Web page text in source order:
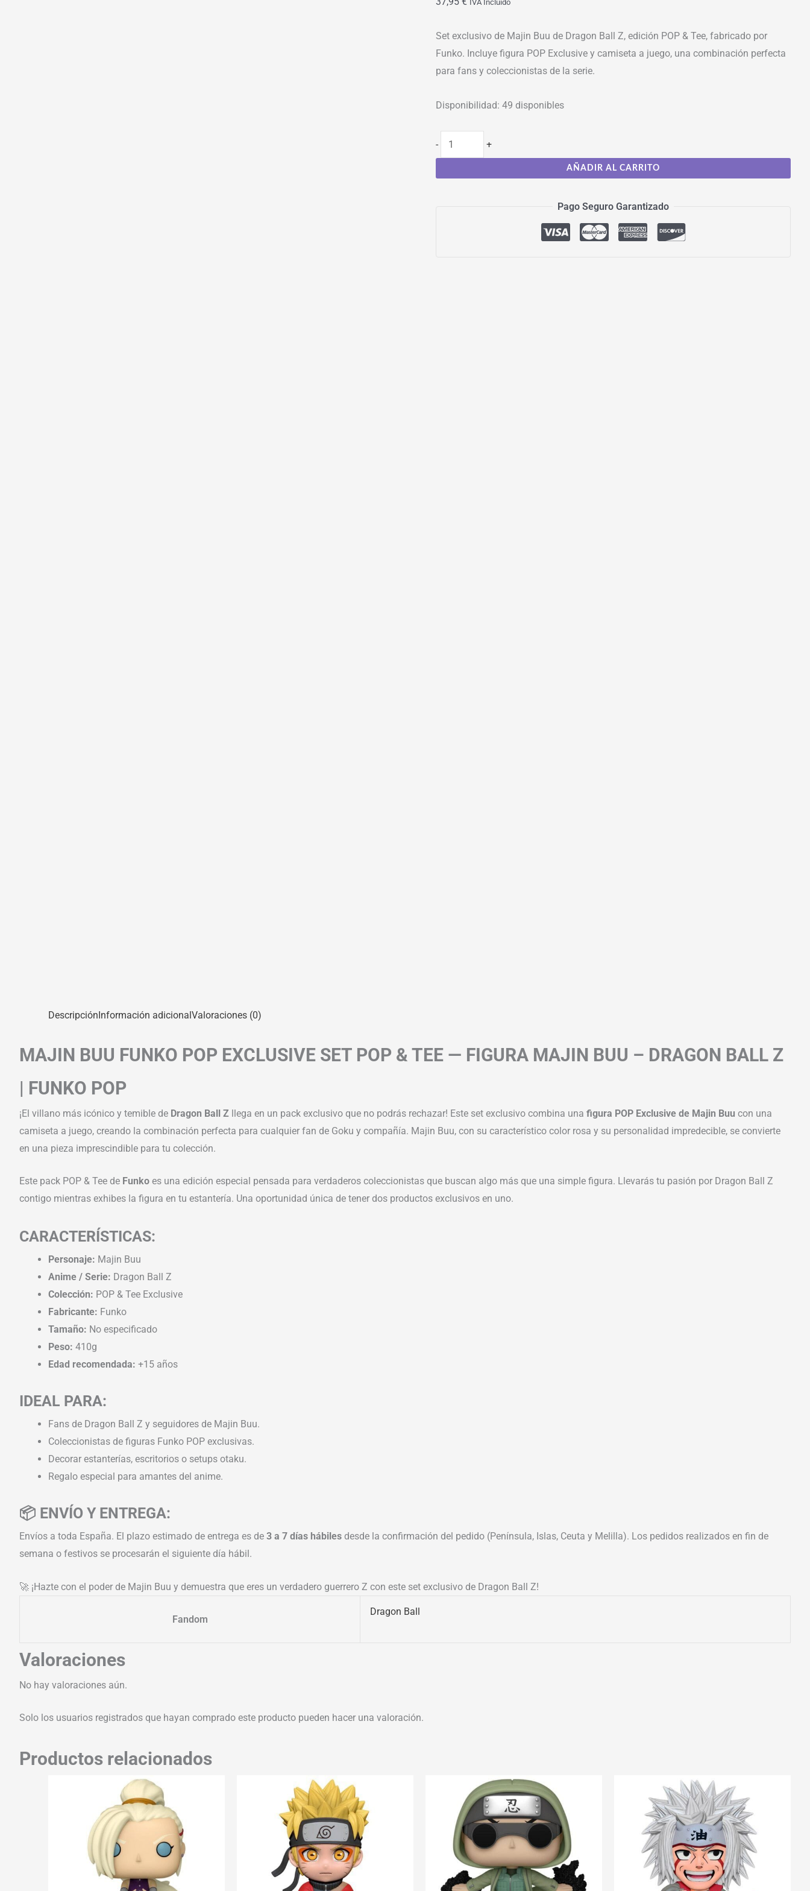
IVA Incluído
Set exclusivo de Majin Buu de Dragon Ball Z, edición POP & Tee, fabricado por
Funko. Incluye figura POP Exclusive y camiseta a juego, una combinación perfecta
para fans y coleccionistas de la serie.
Disponibilidad: 49 disponibles
- +
AÑADIR AL CARRITO
Pago Seguro Garantizado
DescripciónInformación adicionalValoraciones (0)
MAJIN BUU FUNKO POP EXCLUSIVE SET POP & TEE — FIGURA MAJIN BUU – DRAGON BALL Z
| FUNKO POP
¡El villano más icónico y temible de Dragon Ball Z llega en un pack exclusivo que no podrás rechazar! Este set exclusivo combina una figura POP Exclusive de Majin Buu con una
camiseta a juego, creando la combinación perfecta para cualquier fan de Goku y compañía. Majin Buu, con su característico color rosa y su personalidad impredecible, se convierte
en una pieza imprescindible para tu colección.
Este pack POP & Tee de Funko es una edición especial pensada para verdaderos coleccionistas que buscan algo más que una simple figura. Llevarás tu pasión por Dragon Ball Z
contigo mientras exhibes la figura en tu estantería. Una oportunidad única de tener dos productos exclusivos en uno.
CARACTERÍSTICAS:
Personaje: Majin Buu
Anime / Serie: Dragon Ball Z
Colección: POP & Tee Exclusive
Fabricante: Funko
Tamaño: No especificado
Peso: 410g
Edad recomendada: +15 años
IDEAL PARA:
Fans de Dragon Ball Z y seguidores de Majin Buu.
Coleccionistas de figuras Funko POP exclusivas.
Decorar estanterías, escritorios o setups otaku.
Regalo especial para amantes del anime.
📦 ENVÍO Y ENTREGA:
Envíos a toda España. El plazo estimado de entrega es de 3 a 7 días hábiles desde la confirmación del pedido (Península, Islas, Ceuta y Melilla). Los pedidos realizados en fin de
semana o festivos se procesarán el siguiente día hábil.
🚀 ¡Hazte con el poder de Majin Buu y demuestra que eres un verdadero guerrero Z con este set exclusivo de Dragon Ball Z!
Fandom
Dragon Ball
Valoraciones
No hay valoraciones aún.
Solo los usuarios registrados que hayan comprado este producto pueden hacer una valoración.
Productos relacionados